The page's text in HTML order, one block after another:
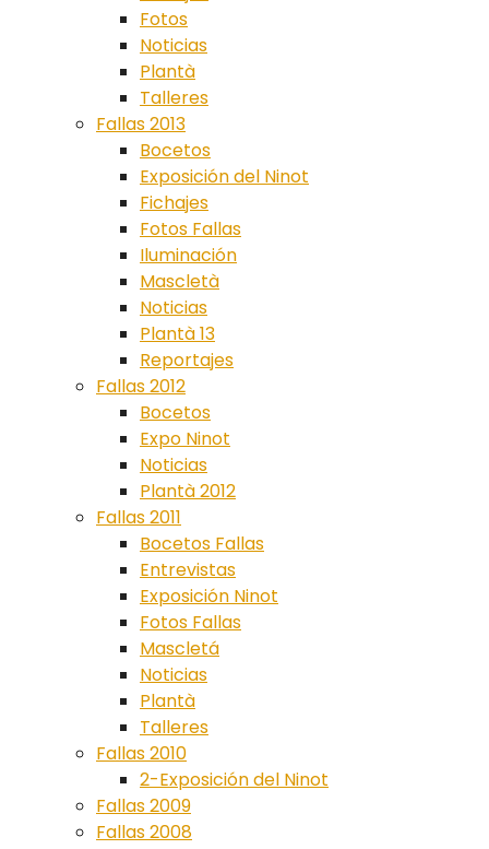
Fotos
Noticias
Plantà
Talleres
Fallas 2013
Bocetos
Exposición del Ninot
Fichajes
Fotos Fallas
Iluminación
Mascletà
Noticias
Plantà 13
Reportajes
Fallas 2012
Bocetos
Expo Ninot
Noticias
Plantà 2012
Fallas 2011
Bocetos Fallas
Entrevistas
Exposición Ninot
Fotos Fallas
Mascletá
Noticias
Plantà
Talleres
Fallas 2010
2-Exposición del Ninot
Fallas 2009
Fallas 2008